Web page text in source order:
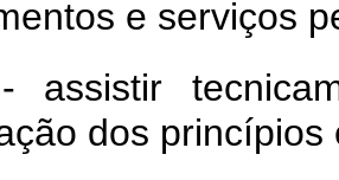
e serviços
assistir
dos